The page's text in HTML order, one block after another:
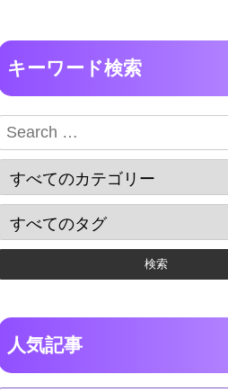
キーワード検索
人気記事